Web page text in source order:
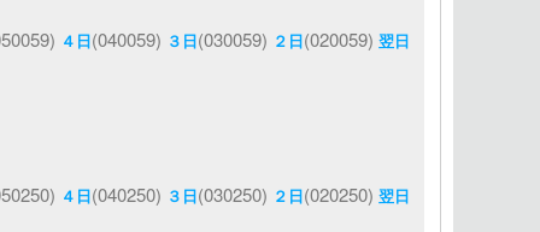
４日(040059) ３日(030059) ２日(020059) 翌日
４日(040250) ３日(030250) ２日(020250) 翌日